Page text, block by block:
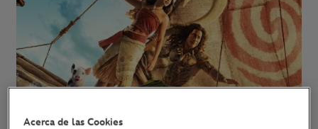
Acerca de las Cookies